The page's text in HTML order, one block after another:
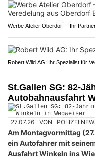
Werbe Atelier Oberdorf – Ihr
Robert Wild AG: Ihr Spezialist für
St.Gallen SG: 82-
Autobahnausfahrt
27.07.26 VON
Am Montagvormittag
ein Autofahrer mit
Ausfahrt Winkeln ins